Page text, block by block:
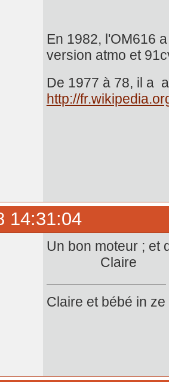
En 1982, l'OM616
version atmo et
De 1977 à 78, il a
http://
14:31:04
Un bon moteur ; et
Claire
Claire et bébé in